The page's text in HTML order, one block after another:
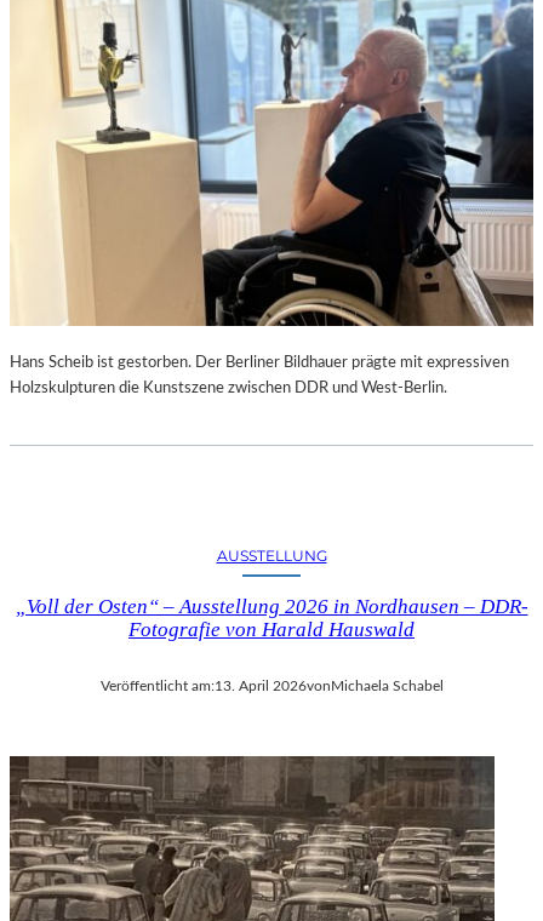
Hans Scheib ist gestorben. Der Berliner Bildhauer prägte mit expressiven
Holzskulpturen die Kunstszene zwischen DDR und West-Berlin.
AUSSTELLUNG
„Voll der Osten“ – Ausstellung 2026 in Nordhausen – DDR-
Fotografie von Harald Hauswald
Veröffentlicht am:13. April 2026vonMichaela Schabel